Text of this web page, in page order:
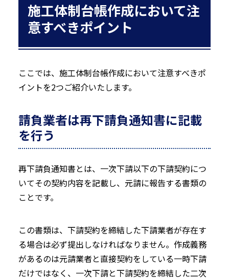
施工体制台帳作成において注
意すべきポイント
ここでは、施工体制台帳作成において注意すべきポ
イントを2つご紹介いたします。
請負業者は再下請負通知書に記載
を行う
再下請負通知書とは、一次下請以下の下請契約につ
いてその契約内容を記載し、元請に報告する書類の
ことです。
この書類は、下請契約を締結した下請業者が存在す
る場合は必ず提出しなければなりません。作成義務
があるのは元請業者と直接契約をしている一時下請
だけではなく、一次下請と下請契約を締結した二次